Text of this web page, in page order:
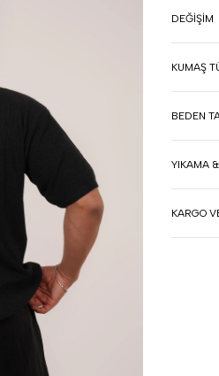
DEĞIŞIM
KUMAŞ
BEDEN
YIKAMA
KARGO